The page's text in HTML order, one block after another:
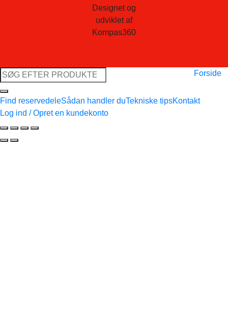
Designet og
udviklet af
Kompas360
Søg
efter:
Forside
Find reservedeleSådan handler duTekniske tipsKontakt
Log ind / Opret en kundekonto